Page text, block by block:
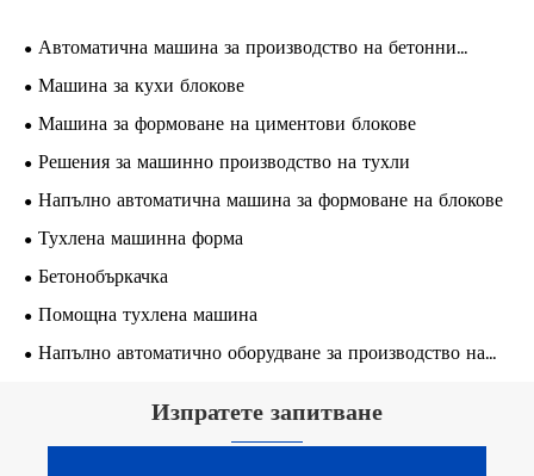
Автоматична машина за производство на бетонни
блокове
Машина за кухи блокове
Машина за формоване на циментови блокове
Решения за машинно производство на тухли
Напълно автоматична машина за формоване на блокове
Тухлена машинна форма
Бетонобъркачка
Помощна тухлена машина
Напълно автоматично оборудване за производство на
Изпратете запитване